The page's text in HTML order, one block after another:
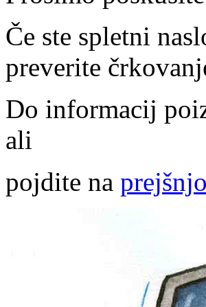
Če ste spletni
preverite
Do informacij
ali
pojdite na